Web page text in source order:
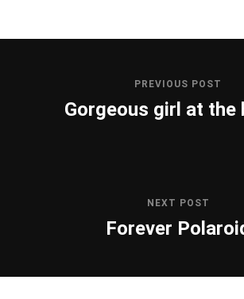
PREVIOUS POST
Gorgeous girl at the
NEXT POST
Forever